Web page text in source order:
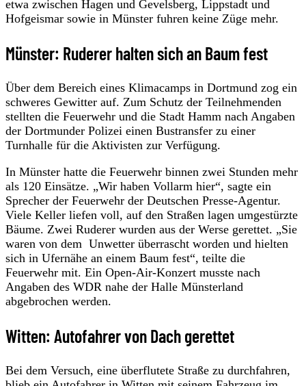
etwa zwischen Hagen und Gevelsberg, Lippstadt und
Hofgeismar sowie in Münster fuhren keine Züge mehr.
Münster: Ruderer halten sich an Baum fest
Über dem Bereich eines Klimacamps in Dortmund zog ein
schweres Gewitter auf. Zum Schutz der Teilnehmenden
stellten die Feuerwehr und die Stadt Hamm nach Angaben
der Dortmunder Polizei einen Bustransfer zu einer
Turnhalle für die Aktivisten zur Verfügung.
In Münster hatte die Feuerwehr binnen zwei Stunden mehr
als 120 Einsätze. „Wir haben Vollarm hier“, sagte ein
Sprecher der Feuerwehr der Deutschen Presse-Agentur.
Viele Keller liefen voll, auf den Straßen lagen umgestürzte
Bäume. Zwei Ruderer wurden aus der Werse gerettet. „Sie
waren von dem Unwetter überrascht worden und hielten
sich in Ufernähe an einem Baum fest“, teilte die
Feuerwehr mit. Ein Open-Air-Konzert musste nach
Angaben des WDR nahe der Halle Münsterland
abgebrochen werden.
Witten: Autofahrer von Dach gerettet
Bei dem Versuch, eine überflutete Straße zu durchfahren,